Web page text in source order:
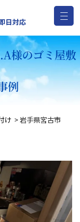
日対応
様のゴミ屋敷
例
け >岩手県宮古市